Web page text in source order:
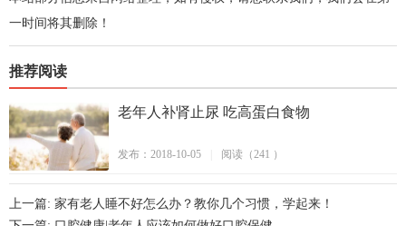
一时间将其删除！
推荐阅读
老年人补肾止尿 吃高蛋白食物
发布：2018-10-05 阅读（241 ）
上一篇: 家有老人睡不好怎么办？教你几个习惯，学起来！